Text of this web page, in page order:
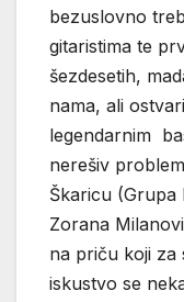
bezuslovno
gitaristima te
šezdesetih,
nama, ali
legendarnim
nerešiv
Škaricu (Grupa
Zorana
na priču koji za
iskustvo se